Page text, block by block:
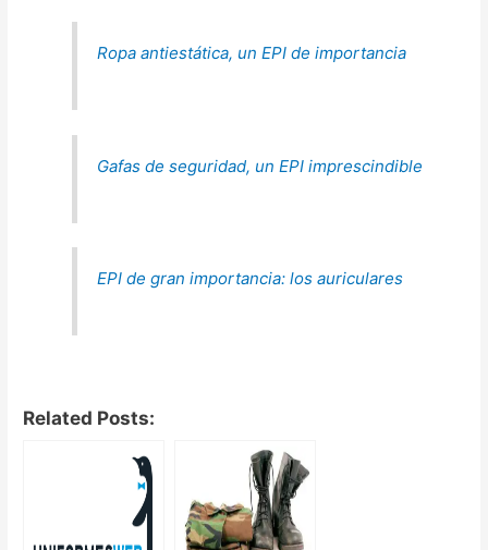
Ropa antiestática, un EPI de importancia
Gafas de seguridad, un EPI imprescindible
EPI de gran importancia: los auriculares
Related Posts: